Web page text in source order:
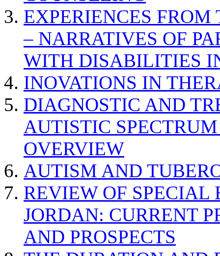
EXPERIENCES
– NARRATIVES OF
WITH DISABILITIES
INOVATIONS IN
DIAGNOSTIC AND
AUTISTIC
OVERVIEW
AUTISM AND
REVIEW OF SPECIAL
JORDAN: CURRENT
AND PROSPECTS